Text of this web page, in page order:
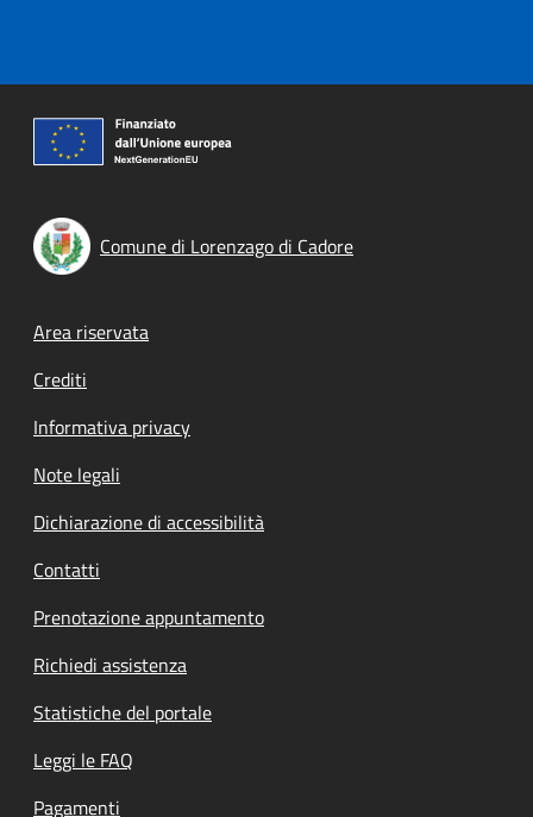
Comune di Lorenzago di Cadore
Footer menu
Area riservata
Crediti
Informativa privacy
Note legali
Dichiarazione di accessibilità
Contatti
Prenotazione appuntamento
Richiedi assistenza
Statistiche del portale
Leggi le FAQ
Pagamenti